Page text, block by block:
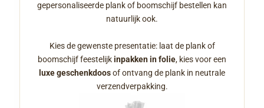
gepersonaliseerde plank of boomschijf bestellen kan
natuurlijk ook.
Kies de gewenste presentatie: laat de plank of
boomschijf feestelijkinpakken in folie, kies voor een
luxe geschenkdoosof ontvang de plank in neutrale
verzendverpakking.